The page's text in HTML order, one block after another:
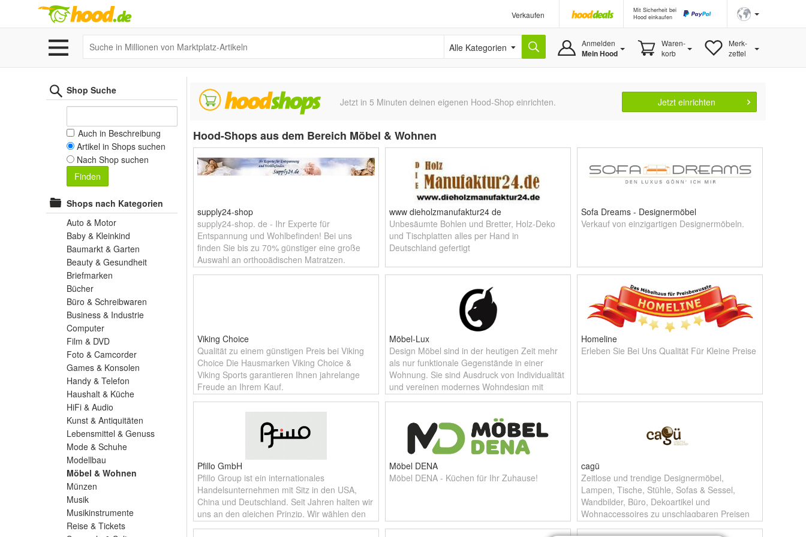
Verkaufen
Mit Sicherheit bei
Hood einkaufen
Alle Kategorien Anmelden
Mein Hood
Waren-
korb
Merk-
zettel
Shop Suche
Auch in Beschreibung
Artikel in Shops suchen
Nach Shop suchen
Finden
Shops nach Kategorien
Auto & Motor
Baby & Kleinkind
Baumarkt & Garten
Beauty & Gesundheit
Briefmarken
Bücher
Büro & Schreibwaren
Business & Industrie
Computer
Film & DVD
Foto & Camcorder
Games & Konsolen
Handy & Telefon
Haushalt & Küche
HiFi & Audio
Kunst & Antiquitäten
Lebensmittel & Genuss
Mode & Schuhe
Modellbau
Möbel & Wohnen
Münzen
Musik
Musikinstrumente
Reise & Tickets
Jetzt in 5 Minuten deinen eigenen Hood-Shop einrichten. Jetzt einrichten
Hood-Shops aus dem Bereich Möbel & Wohnen
supply24-shop
supply24-shop. de - Ihr Experte für
Entspannung und Wohlbefinden! Bei uns
finden Sie bis zu 70% günstiger eine große
Auswahl an orthopädischen Matratzen,
Matratzenauflagen, Whirlpools und
www dieholzmanufaktur24 de
Unbesäumte Bohlen und Bretter, Holz-Deko
und Tischplatten alles per Hand in
Deutschland gefertigt
Sofa Dreams - Designermöbel
Verkauf von einzigartigen Designermöbeln.
Viking Choice
Qualität zu einem günstigen Preis bei Viking
Choice Die Hausmarken Viking Choice &
Viking Sports garantieren Ihnen jahrelange
Freude an Ihrem Kauf.
Möbel-Lux
Design Möbel sind in der heutigen Zeit mehr
als nur funktionale Gegenstände in einer
Wohnung. Sie sind Ausdruck von Individualität
und vereinen modernes Wohndesign mit
Komfort. Vor allem die Liebe zum
Homeline
Erleben Sie Bei Uns Qualität Für Kleine Preise
Pfillo GmbH
Pfillo Group ist ein internationales
Handelsunternehmen mit Sitz in den USA,
China und Deutschland. Seit Jahren halten wir
uns an den gleichen Prinzip. Wir wählen den
BEST Hersteller in den jeweiligen
Möbel DENA
Möbel DENA - Küchen für Ihr Zuhause!
cagü
Zeitlose und trendige Designermöbel,
Lampen, Tische, Stühle, Sofas & Sessel,
Wandbilder, Büro, Dekoartikel und
Wohnaccessoires zu unschlagbaren Preisen
inkl. Versandkosten für Deutschland -